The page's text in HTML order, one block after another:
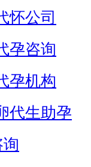
怀公司
孕咨询
孕机构
代生助孕